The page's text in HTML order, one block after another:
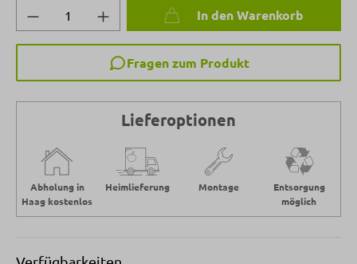
Produkt Anzahl: Gib den gewünschten
In den Warenkorb
Fragen zum Produkt
Lieferoptionen
Abholung in
Haag kostenlos
Heimlieferung Montage
Entsorgung
möglich